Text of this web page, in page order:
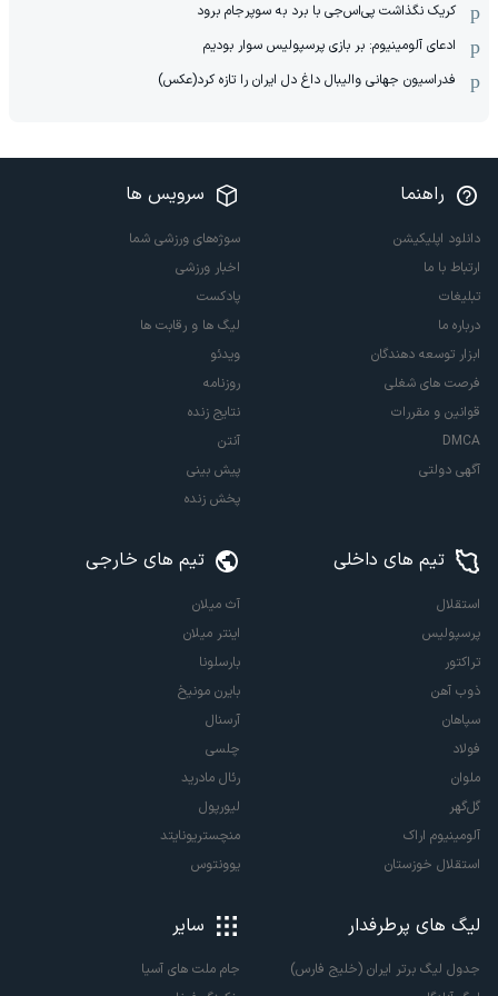
کریک نگذاشت پی‌اس‌جی با برد به سوپرجام برود
ادعای آلومینیوم: بر بازی پرسپولیس سوار بودیم
فدراسیون جهانی والیبال داغ دل ایران را تازه کرد(عکس)
راهنما
دانلود اپلیکیشن
ارتباط با ما
تبلیغات
درباره ما
ابزار توسعه دهندگان
فرصت های شغلی
قوانین و مقررات
DMCA
آگهی دولتی
سرویس ها
سوژه‌های ورزشی شما
اخبار ورزشی
پادکست
لیگ ها و رقابت ها
ویدئو
روزنامه
نتایج زنده
آنتن
پیش بینی
پخش زنده
تیم های داخلی
استقلال
پرسپولیس
تراکتور
ذوب آهن
سپاهان
فولاد
ملوان
گل‌گهر
آلومینیوم اراک
استقلال خوزستان
تیم های خارجی
آث میلان
اینتر میلان
بارسلونا
بایرن مونیخ
آرسنال
چلسی
رئال مادرید
لیورپول
منچستریونایتد
یوونتوس
لیگ های پرطرفدار
جدول لیگ برتر ایران (خلیج فارس)
سایر
جام ملت های آسیا